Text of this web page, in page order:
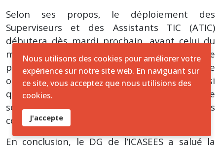
Selon ses propos, le déploiement des
Superviseurs et des Assistants TIC (ATIC)
débutera dès mardi prochain, avant celui du
matériel logistique. Cette phase préparatoire
permettra d’assurer une meilleure
organisation des centres de formation, ainsi
qu’une coordination optimale des activités de
sensibilisation de proximité auprès des
communautés.
En conclusion, le DG de l’ICASEES a salué la
Nous utilisons des cookies pour améliorer votre
expérience sur notre site web. En naviguant sur
ce site, vous acceptez que nous utilisions des
cookies.
J'accepte